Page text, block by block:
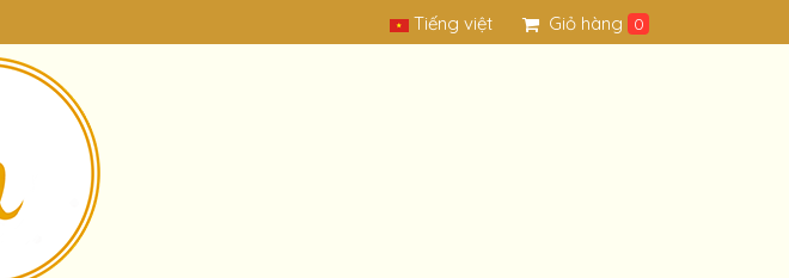
Tiếng việt Giỏ hàng 0